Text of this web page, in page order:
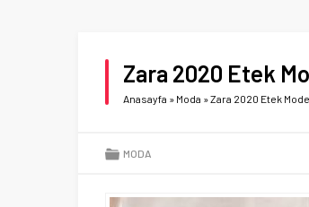
Zara 2020 Etek
Anasayfa » Moda »Zara 2020 Etek
MODA